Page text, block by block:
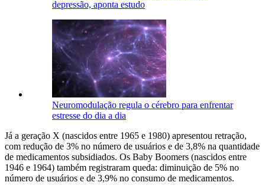
depressão, aponta estudo
Neuromodulação regula o cérebro para enfrentar
estresse do dia a dia
Já a geração X (nascidos entre 1965 e 1980) apresentou retração,
com redução de 3% no número de usuários e de 3,8% na quantidade
de medicamentos subsidiados. Os Baby Boomers (nascidos entre
1946 e 1964) também registraram queda: diminuição de 5% no
número de usuários e de 3,9% no consumo de medicamentos.